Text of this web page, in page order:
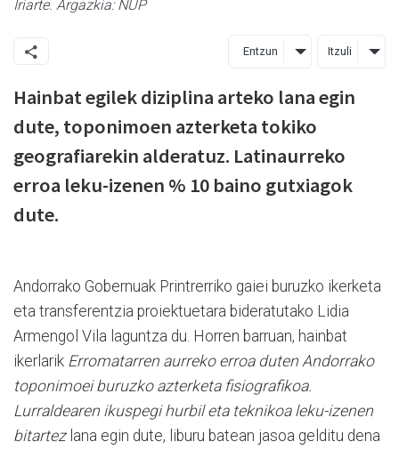
Iriarte. Argazkia: NUP
Entzun Itzuli
Hainbat egilek diziplina arteko lana egin
dute, toponimoen azterketa tokiko
geografiarekin alderatuz. Latinaurreko
erroa leku-izenen % 10 baino gutxiagok
dute.
Andorrako Gobernuak Printrerriko gaiei buruzko ikerketa
eta transferentzia proiektuetara bideratutako Lidia
Armengol Vila laguntza du. Horren barruan, hainbat
ikerlarik Erromatarren aurreko erroa duten Andorrako
toponimoei buruzko azterketa fisiografikoa.
Lurraldearen ikuspegi hurbil eta teknikoa leku-izenen
bitartezlana egin dute, liburu batean jasoa gelditu dena